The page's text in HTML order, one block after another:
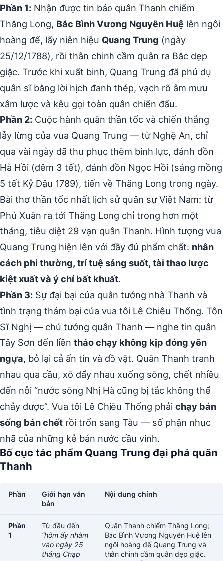
Phần 1: Nhận được tin báo quân Thanh chiếm
Thăng Long, Bắc Bình Vương Nguyễn Huệ lên ngôi
hoàng đế, lấy niên hiệu Quang Trung (ngày
25/12/1788), rồi thân chinh cầm quân ra Bắc dẹp
giặc. Trước khi xuất binh, Quang Trung đã phủ dụ
quân sĩ bằng lời hịch đanh thép, vạch rõ âm mưu
xâm lược và kêu gọi toàn quân chiến đấu.
Phần 2: Cuộc hành quân thần tốc và chiến thắng
lẫy lừng của vua Quang Trung — từ Nghệ An, chỉ
qua vài ngày đã thu phục thêm binh lực, đánh đồn
Hà Hồi (đêm 3 tết), đánh đồn Ngọc Hồi (sáng mồng
5 tết Kỷ Dậu 1789), tiến về Thăng Long trong ngày.
Bài thơ thần tốc nhất lịch sử quân sự Việt Nam: từ
Phú Xuân ra tới Thăng Long chỉ trong hơn một
tháng, tiêu diệt 29 vạn quân Thanh. Hình tượng vua
Quang Trung hiện lên với đầy đủ phẩm chất: nhân
cách phi thường, trí tuệ sáng suốt, tài thao lược
kiệt xuất và ý chí bất khuất.
Phần 3: Sự đại bại của quân tướng nhà Thanh và
tình trạng thảm bại của vua tôi Lê Chiêu Thống. Tôn
Sĩ Nghị — chủ tướng quân Thanh — nghe tin quân
Tây Sơn đến liền tháo chạy không kịp đóng yên
ngựa, bỏ lại cả ấn tín và đồ vật. Quân Thanh tranh
nhau qua cầu, xô đẩy nhau xuống sông, chết nhiều
đến nỗi “nước sông Nhị Hà cũng bị tắc không thể
chảy được”. Vua tôi Lê Chiêu Thống phải chạy bán
sống bán chết rồi trốn sang Tàu — số phận nhục
nhã của những kẻ bán nước cầu vinh.
Bố cục tác phẩm Quang Trung đại phá quân
Thanh
Phần
Giới hạn văn
bản
Nội dung chính
Phần
1
Từ đầu đến
“hôm ấy nhằm
vào ngày 25
tháng Chạp
Quân Thanh chiếm Thăng Long;
Bắc Bình Vương Nguyễn Huệ lên
ngôi hoàng đế Quang Trung và
thân chinh cầm quân dẹp giặc.